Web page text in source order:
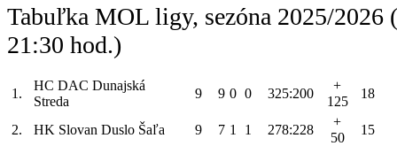
Tabuľka MOL ligy, sezóna 2025/2026
21:30 hod.)
1.
HC DAC Dunajská
Streda
9 9 0 0 325:200
+
125
18
2. HK Slovan Duslo Šaľa 9 7 1 1 278:228
+
50
15